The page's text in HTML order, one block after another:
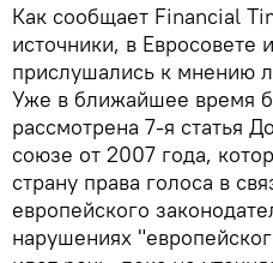
Как сообщает Financial
источники, в Евросовете
прислушались к мнению
Уже в ближайшее время
рассмотрена 7-я статья
союзе от 2007 года,
страну права голоса в
европейского
нарушениях